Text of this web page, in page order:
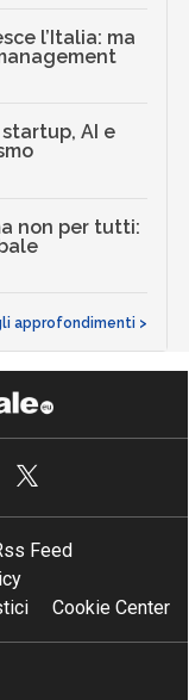
l’Italia: ma
AI e
non per tutti:
approfondimenti >
Feed
Cookie Center